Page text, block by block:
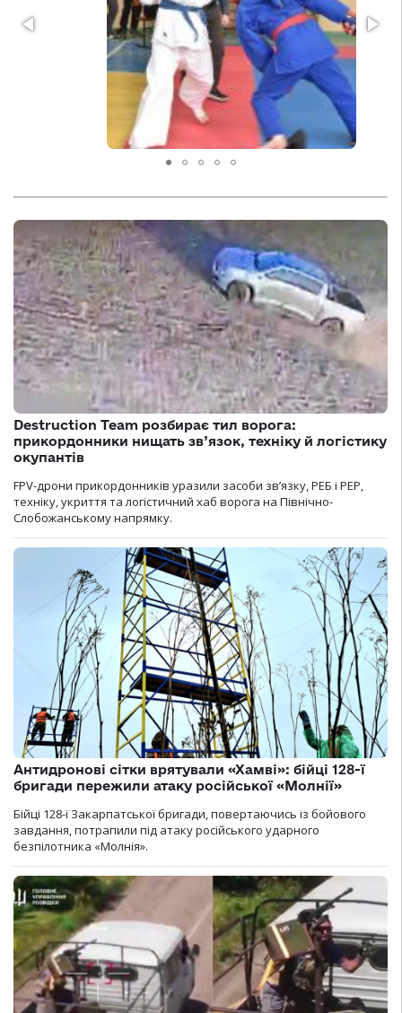
Destruction Team розбирає тил ворога:
прикордонники нищать зв’язок, техніку й логістику
окупантів
FPV-дрони прикордонників уразили засоби зв’язку, РЕБ і РЕР,
техніку, укриття та логістичний хаб ворога на Північно-
Слобожанському напрямку.
Антидронові сітки врятували «Хамві»: бійці 128-ї
бригади пережили атаку російської «Молнії»
Бійці 128-ї Закарпатської бригади, повертаючись із бойового
завдання, потрапили під атаку російського ударного
безпілотника «Молнія».